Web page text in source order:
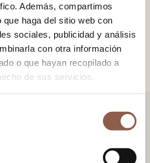
Además, compartimos
haga del sitio web con
sociales, publicidad y análisis
con otra información
o que hayan recopilado a
de sus servicios.